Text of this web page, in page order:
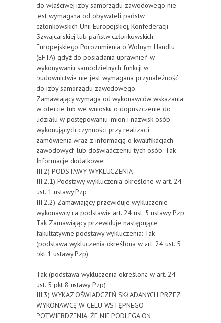
do właściwej izby samorządu zawodowego nie
jest wymagana od obywateli państw
członkowskich Unii Europejskiej, Konfederacji
Szwajcarskiej lub państw członkowskich
Europejskiego Porozumienia o Wolnym Handlu
(EFTA) gdyż do posiadania uprawnień w
wykonywaniu samodzielnych funkcji w
budownictwie nie jest wymagana przynależność
do izby samorządu zawodowego.
Zamawiający wymaga od wykonawców wskazania
w ofercie lub we wniosku o dopuszczenie do
udziału w postępowaniu imion i nazwisk osób
wykonujących czynności przy realizacji
zamówienia wraz z informacją o kwalifikacjach
zawodowych lub doświadczeniu tych osób: Tak
Informacje dodatkowe:
III.2) PODSTAWY WYKLUCZENIA
III.2.1) Podstawy wykluczenia określone w art. 24
ust. 1 ustawy Pzp
III.2.2) Zamawiający przewiduje wykluczenie
wykonawcy na podstawie art. 24 ust. 5 ustawy Pzp
Tak Zamawiający przewiduje następujące
fakultatywne podstawy wykluczenia: Tak
(podstawa wykluczenia określona w art. 24 ust. 5
pkt 1 ustawy Pzp)
Tak (podstawa wykluczenia określona w art. 24
ust. 5 pkt 8 ustawy Pzp)
III.3) WYKAZ OŚWIADCZEŃ SKŁADANYCH PRZEZ
WYKONAWCĘ W CELU WSTĘPNEGO
POTWIERDZENIA, ŻE NIE PODLEGA ON